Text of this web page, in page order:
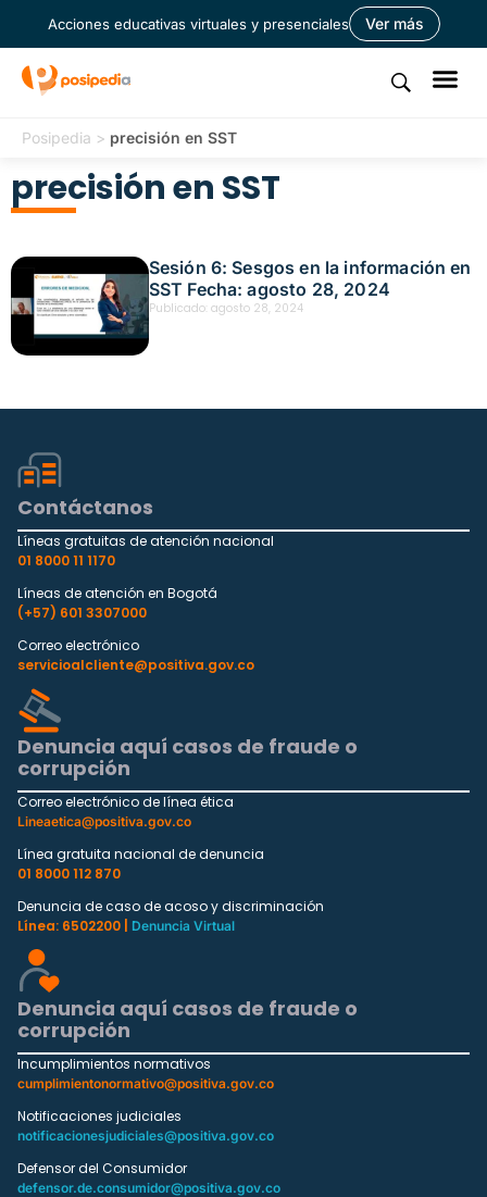
Acciones educativas virtuales y presenciales Ver más
Posipedia > precisión en SST
precisión en SST
Sesión 6: Sesgos en la información en
SST Fecha: agosto 28, 2024
Publicado: agosto 28, 2024
Contáctanos
Líneas gratuitas de atención nacional
01 8000 11 1170
Líneas de atención en Bogotá
(+57) 601 3307000
Correo electrónico
servicioalcliente@positiva.gov.co
Denuncia aquí casos de fraude o
corrupción
Correo electrónico de línea ética
Lineaetica@positiva.gov.co
Línea gratuita nacional de denuncia
01 8000 112 870
Denuncia de caso de acoso y discriminación
Línea: 6502200 |
Denuncia Virtual
Denuncia aquí casos de fraude o
corrupción
Incumplimientos normativos
cumplimientonormativo@positiva.gov.co
Notificaciones judiciales
notificacionesjudiciales@positiva.gov.co
Defensor del Consumidor
defensor.de.consumidor@positiva.gov.co